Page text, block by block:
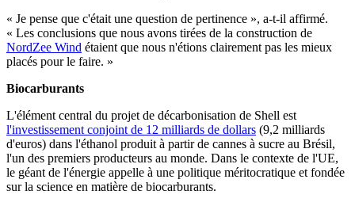
« Je pense que c'était une question de pertinence », a-t-il affirmé.
« Les conclusions que nous avons tirées de la construction de
NordZee Wind étaient que nous n'étions clairement pas les mieux
placés pour le faire. »
Biocarburants
L'élément central du projet de décarbonisation de Shell est
l'investissement conjoint de 12 milliards de dollars (9,2 milliards
d'euros) dans l'éthanol produit à partir de cannes à sucre au Brésil,
l'un des premiers producteurs au monde. Dans le contexte de l'UE,
le géant de l'énergie appelle à une politique méritocratique et fondée
sur la science en matière de biocarburants.